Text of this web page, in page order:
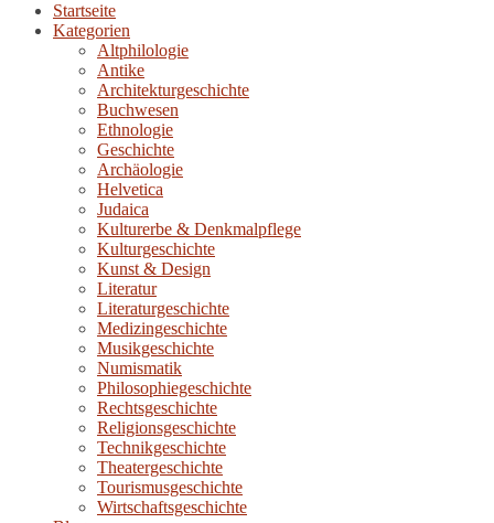
Startseite
Kategorien
Altphilologie
Antike
Architekturgeschichte
Buchwesen
Ethnologie
Geschichte
Archäologie
Helvetica
Judaica
Kulturerbe & Denkmalpflege
Kulturgeschichte
Kunst & Design
Literatur
Literaturgeschichte
Medizingeschichte
Musikgeschichte
Numismatik
Philosophiegeschichte
Rechtsgeschichte
Religionsgeschichte
Technikgeschichte
Theatergeschichte
Tourismusgeschichte
Wirtschaftsgeschichte